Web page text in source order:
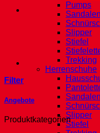
Pumps
Slipper
Stiefel
Trekking
Herrenschuhe
Sandalen
Slipper
Stiefel
Filter
Angebote
Produktkategorien